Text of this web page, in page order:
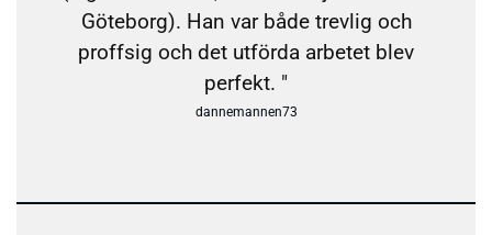
Göteborg). Han var både trevlig och
proffsig och det utförda arbetet blev
perfekt. "
dannemannen73